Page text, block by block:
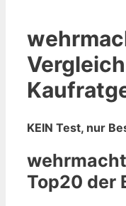
KEIN Test, nur
Top20 der